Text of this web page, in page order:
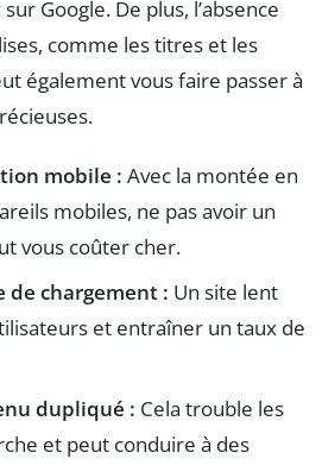
sur Google. De plus, l’absence
comme les titres et les
également vous faire passer à
mobile : Avec la montée en
mobiles, ne pas avoir un
vous coûter cher.
de chargement : Un site lent
et entraîner un taux de
dupliqué : Cela trouble les
et peut conduire à des